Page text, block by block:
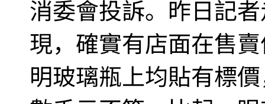
消委會投訴。昨日記
現，確實有店面在售
明玻璃瓶上均貼有標